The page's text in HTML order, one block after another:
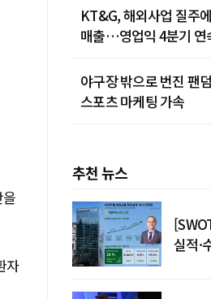
자
KT&G, 해외사업 질주
매출…영업익 4분기 연
야구장 밖으로 번진 팬
스포츠 마케팅 가속
추천 뉴스
실적·